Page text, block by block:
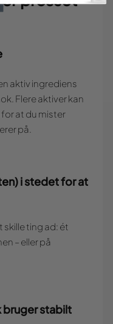
aktiv ingrediens
Flere aktiver kan
at du mister
på.
i stedet for at
skille ting ad: ét
– eller på
bruger stabilt